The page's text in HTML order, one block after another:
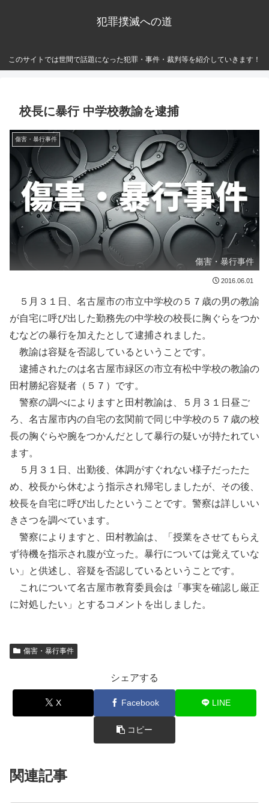
犯罪撲滅への道
このサイトでは世間で話題になった犯罪・事件・裁判等を紹介していきます！
校長に暴行 中学校教諭を逮捕
傷害・暴行事件
傷害・暴行事件
2016.06.01
５月３１日、名古屋市の市立中学校の５７歳の男の教諭
が自宅に呼び出した勤務先の中学校の校長に胸ぐらをつか
むなどの暴行を加えたとして逮捕されました。
教諭は容疑を否認しているということです。
逮捕されたのは名古屋市緑区の市立有松中学校の教諭の
田村勝紀容疑者（５７）です。
警察の調べによりますと田村教諭は、５月３１日昼ご
ろ、名古屋市内の自宅の玄関前で同じ中学校の５７歳の校
長の胸ぐらや腕をつかんだとして暴行の疑いが持たれてい
ます。
５月３１日、出勤後、体調がすぐれない様子だったた
め、校長から休むよう指示され帰宅しましたが、その後、
校長を自宅に呼び出したということです。警察は詳しいい
きさつを調べています。
警察によりますと、田村教諭は、「授業をさせてもらえ
ず待機を指示され腹が立った。暴行については覚えていな
い」と供述し、容疑を否認しているということです。
これについて名古屋市教育委員会は「事実を確認し厳正
に対処したい」とするコメントを出しました。
傷害・暴行事件
シェアする
X Facebook LINE
コピー
関連記事